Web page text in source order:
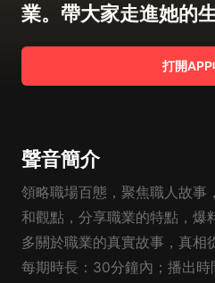
業。帶大家走進她的
打開
聲音簡介
領略職場百態，聚焦職人故事
和觀點，分享職業的特點，爆
多關於職業的真實故事，真相
每期時長：30分鐘內；播出